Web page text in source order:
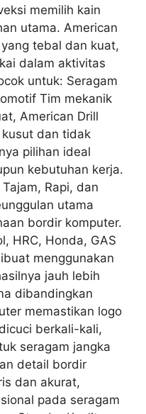
memilih kain
utama. American
tebal dan kuat,
dalam aktivitas
untuk: Seragam
Tim mekanik
American Drill
dan tidak
pilihan ideal
kebutuhan kerja.
Rapi, dan
utama
bordir komputer.
HRC, Honda, GAS
menggunakan
jauh lebih
dibandingkan
memastikan logo
berkali-kali,
seragam jangka
detail bordir
dan akurat,
pada seragam